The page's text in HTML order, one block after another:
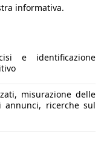
durata di 4 anni che
Chiron, la
per 9.792.500
modello ormai
il mondo.
almeno due
di tener testa
modello con le loro
informativa.
e identificazione
misurazione delle
ricerche sul